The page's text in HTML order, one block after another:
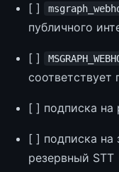
[ ]
публичного
[ ]
соответствует
[ ] подписка на
[ ] подписка на
резервный STT